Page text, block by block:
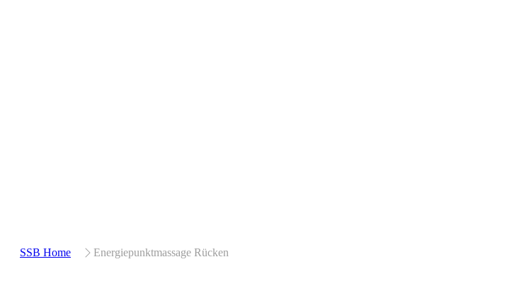
SSB Home Energiepunktmassage Rücken